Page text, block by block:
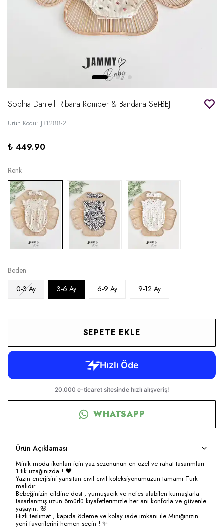
Sophia Dantelli Ribana Romper & Bandana Set-BEJ
Ürün Kodu: JB1288-2
₺ 449.90
Renk
Beden
0-3 Ay
3-6 Ay 6-9 Ay 9-12 Ay
SEPETE EKLE
WHATSAPP
Ürün Açıklaması
Minik moda ikonları için yaz sezonunun en özel ve rahat tasarımları
1 tık uzağınızda ! ❤️
Yazın enerjisini yansıtan cıvıl cıvıl koleksiyonumuzun tamamı Türk
malıdır.
Bebeğinizin cildine dost , yumuşacık ve nefes alabilen kumaşlarla
tasarlanmış uzun ömürlü kıyafetlerimizle her anı konforla ve güvenle
yaşayın. 🌸
Hızlı teslimat , kapıda ödeme ve kolay iade imkanı ile Miniğinizin
yeni favorilerini hemen seçin ! ✨